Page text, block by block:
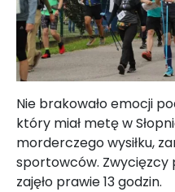
Nie brakowało emocji
który miał metę w
morderczego wysiłku,
sportowców. Zwycięzcy
zajęło prawie 13 godzin.